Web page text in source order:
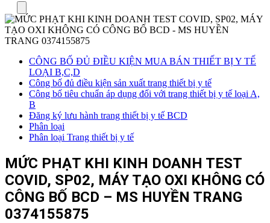
CÔNG BỐ ĐỦ ĐIỀU KIỆN MUA BÁN THIẾT BỊ Y TẾ
LOẠI B,C,D
Công bố đủ điều kiện sản xuất trang thiết bị y tế
Công bố tiêu chuẩn áp dụng đối với trang thiết bị y tế loại A,
B
Đăng ký lưu hành trang thiết bị y tế BCD
Phân loại
Phân loại Trang thiết bị y tế
MỨC PHẠT KHI KINH DOANH TEST
COVID, SP02, MÁY TẠO OXI KHÔNG CÓ
CÔNG BỐ BCD – MS HUYỀN TRANG
0374155875